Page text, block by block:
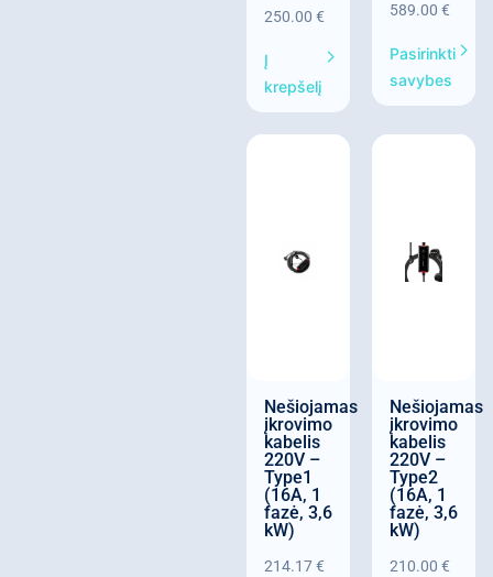
250.00 €
Į
krepšelį
589.00 €
Pasirinkti
savybes
Nešiojamas
įkrovimo
kabelis
220V –
Type1
(16A, 1
fazė, 3,6
kW)
214.17€
Nešiojamas
įkrovimo
kabelis
220V –
Type2
(16A, 1
fazė, 3,6
kW)
210.00 €